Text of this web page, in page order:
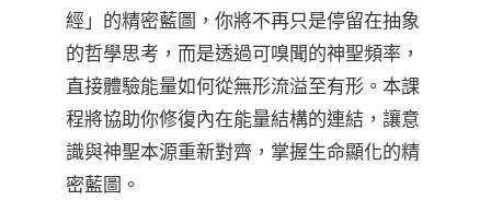
經」的精密藍圖，你將不再只是停留在抽象
的哲學思考，而是透過可嗅聞的神聖頻率，
直接體驗能量如何從無形流溢至有形。本課
程將協助你修復內在能量結構的連結，讓意
識與神聖本源重新對齊，掌握生命顯化的精
密藍圖。